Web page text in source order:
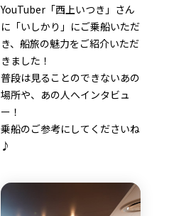
YouTuber「西上いつき」さん
に「いしかり」にご乗船いただ
き、船旅の魅力をご紹介いただ
きました！
普段は見ることのできないあの
場所や、あの人へインタビュ
ー！
乗船のご参考にしてくださいね
♪